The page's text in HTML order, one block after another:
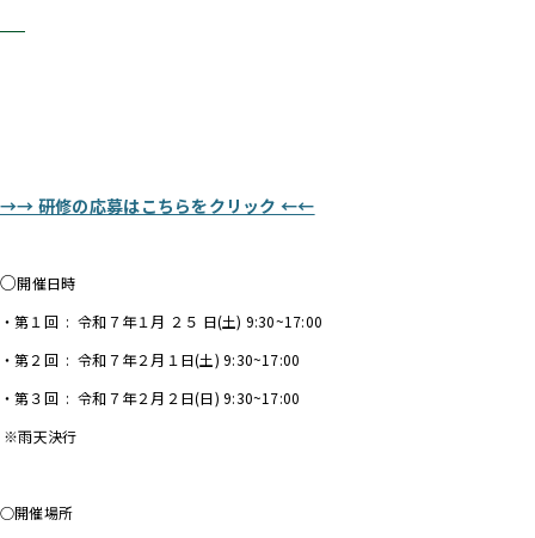
→→ 研修の応募はこちらをクリック ←←
○開催日時
・第１回 : 令和７年１月 ２５ 日(土) 9:30~17:00
・第２回 : 令和７年２月１日(土) 9:30~17:00
・第３回 : 令和７年２月２日(日) 9:30~17:00
※雨天決行
○開催場所